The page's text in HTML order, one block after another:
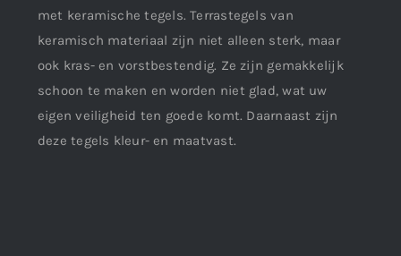
met keramische tegels. Terrastegels van
keramisch materiaal zijn niet alleen sterk, maar
ook kras- en vorstbestendig. Ze zijn gemakkelijk
schoon te maken en worden niet glad, wat uw
eigen veiligheid ten goede komt. Daarnaast zijn
deze tegels kleur- en maatvast.